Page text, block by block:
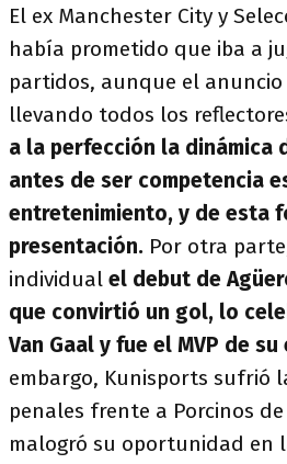
El ex Manchester City y
había prometido que iba a
partidos, aunque el
llevando todos los
a la perfección la dinámica
antes de ser competencia
entretenimiento, y de esta
presentación. Por otra
individual el debut de
que convirtió un gol, lo
Van Gaal y fue el MVP de su
embargo, Kunisports sufrió
penales frente a Porcinos
malogró su oportunidad en